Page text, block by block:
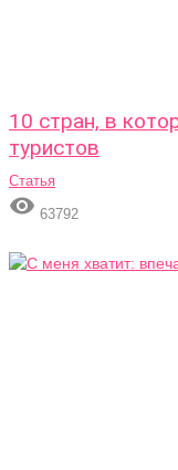
10 стран, в
туристов
Статья
 63792